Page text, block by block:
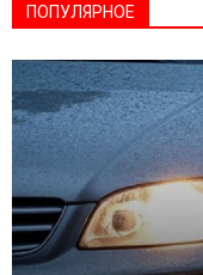
ПОПУЛЯРНОЕ